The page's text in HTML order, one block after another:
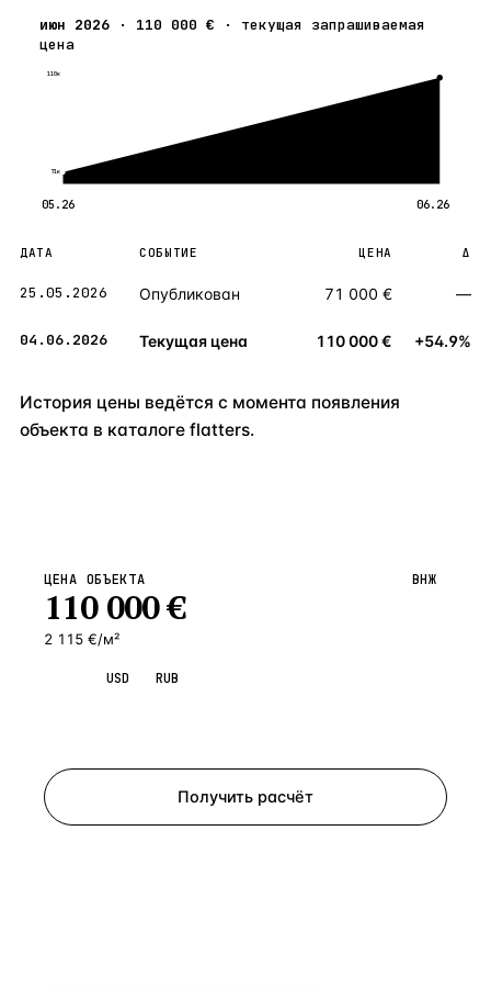
июн 2026 · 110 000 € · текущая запрашиваемая
цена
110к
71к
05.26 06.26
ДАТА СОБЫТИЕ ЦЕНА Δ
25.05.2026 Опубликован 71 000 € —
04.06.2026 Текущая цена 110 000 € +54.9%
История цены ведётся с момента появления
объекта в каталоге flatters.
ЦЕНА ОБЪЕКТА
110 000€
2 115 €/м²
ВНЖ
USD RUB
Получить расчёт